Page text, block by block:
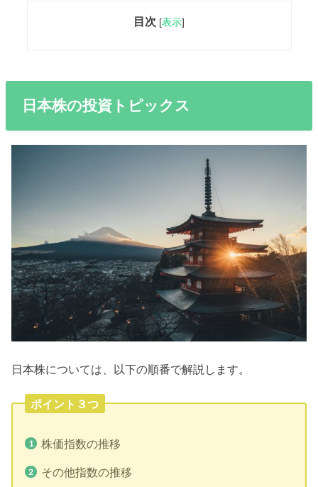
目次 [表示]
日本株の投資トピックス
日本株については、以下の順番で解説します。
ポイント３つ
株価指数の推移
その他指数の推移